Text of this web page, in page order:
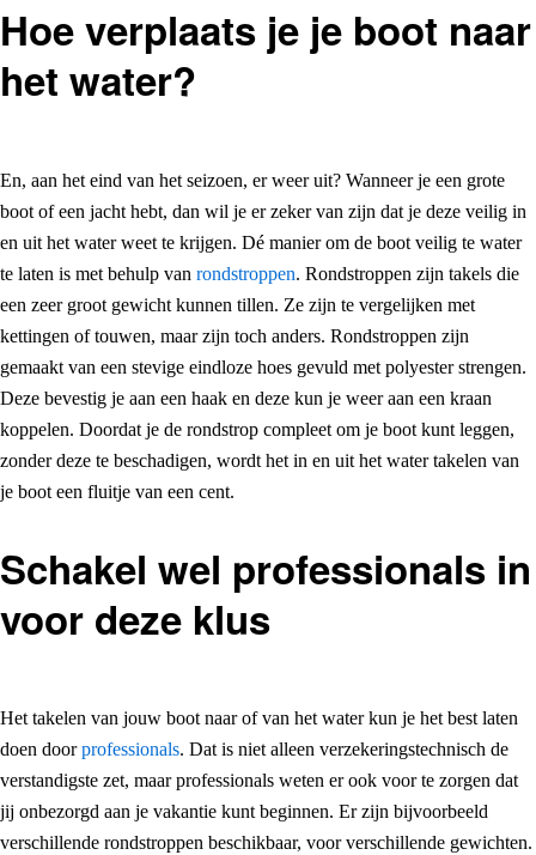
Hoe verplaats je je boot naar
het water?
En, aan het eind van het seizoen, er weer uit? Wanneer je een grote
boot of een jacht hebt, dan wil je er zeker van zijn dat je deze veilig in
en uit het water weet te krijgen. Dé manier om de boot veilig te water
te laten is met behulp van rondstroppen. Rondstroppen zijn takels die
een zeer groot gewicht kunnen tillen. Ze zijn te vergelijken met
kettingen of touwen, maar zijn toch anders. Rondstroppen zijn
gemaakt van een stevige eindloze hoes gevuld met polyester strengen.
Deze bevestig je aan een haak en deze kun je weer aan een kraan
koppelen. Doordat je de rondstrop compleet om je boot kunt leggen,
zonder deze te beschadigen, wordt het in en uit het water takelen van
je boot een fluitje van een cent.
Schakel wel professionals in
voor deze klus
Het takelen van jouw boot naar of van het water kun je het best laten
doen doorprofessionals. Dat is niet alleen verzekeringstechnisch de
verstandigste zet, maar professionals weten er ook voor te zorgen dat
jij onbezorgd aan je vakantie kunt beginnen. Er zijn bijvoorbeeld
verschillende rondstroppen beschikbaar, voor verschillende gewichten.